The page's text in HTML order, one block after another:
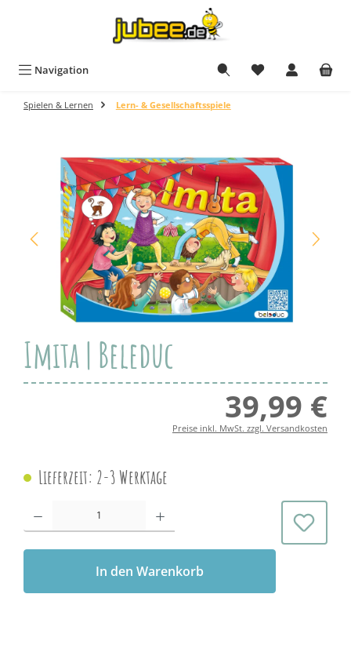
Navigation
Spielen & Lernen Lern- & Gesellschaftsspiele
Bildergalerie überspringen
Imita | Beleduc
39,99 €
Preise inkl. MwSt. zzgl. Versandkosten
Lieferzeit: 2-3 Werktage
Produkt Anzahl: Gib den gewünschten Wert ein oder benutze die
In den Warenkorb